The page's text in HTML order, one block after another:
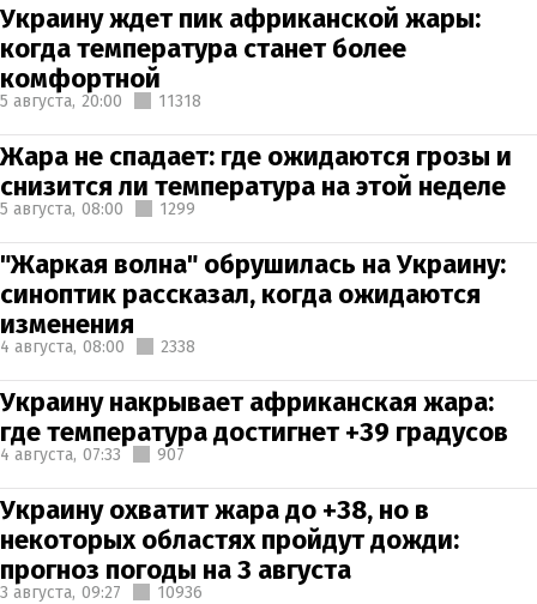
Украину ждет пик африканской жары:
когда температура станет более
комфортной
5 августа, 20:00 11318
Жара не спадает: где ожидаются грозы и
снизится ли температура на этой неделе
5 августа, 08:00 1299
"Жаркая волна" обрушилась на Украину:
синоптик рассказал, когда ожидаются
изменения
4 августа, 08:00 2338
Украину накрывает африканская жара:
где температура достигнет +39 градусов
4 августа, 07:33 907
Украину охватит жара до +38, но в
некоторых областях пройдут дожди:
прогноз погоды на 3 августа
3 августа, 09:27 10936